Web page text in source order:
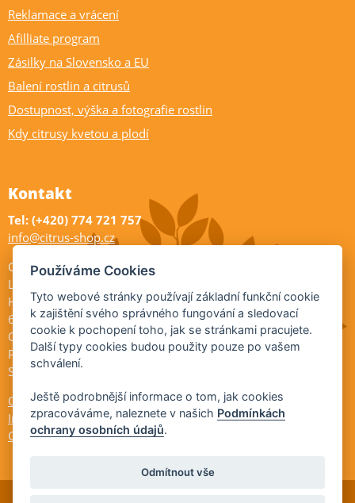
Reklamace a vrácení
Afilliate program
Zásilky na Slovensko a EU
Balení rostlin a citrusů
Dostupnost, výška a fotografie rostlin
Kdy citrusy kvetou a plodí
Kontakt
Tel: (+420) 774 721 757
info@citrus-shop.cz
Citrus shop zahradnictví
Legionářů 2
Hodonín
695 01
Otevřeno:
Po-Pá 9-17
So 9-11:30
Ochrana osobních údajů
Informace ÚKZÚZ
Cookies
Používáme Cookies
Tyto webové stránky používají základní funkční cookie
k zajištění svého správného fungování a sledovací
cookie k pochopení toho, jak se stránkami pracujete.
Další typy cookies budou použity pouze po vašem
schválení.
Ještě podrobnější informace o tom, jak cookies
zpracováváme, naleznete v našich Podmínkách
ochrany osobních údajů.
Odmítnout vše